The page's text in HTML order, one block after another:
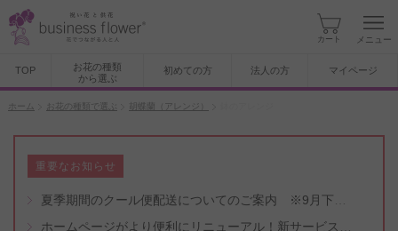
カート メニュー
TOP
お花の種類
から選ぶ
初めての方 法人の方 マイページ
ホーム お花の種類で選ぶ 胡蝶蘭（アレンジ）
重要なお知らせ